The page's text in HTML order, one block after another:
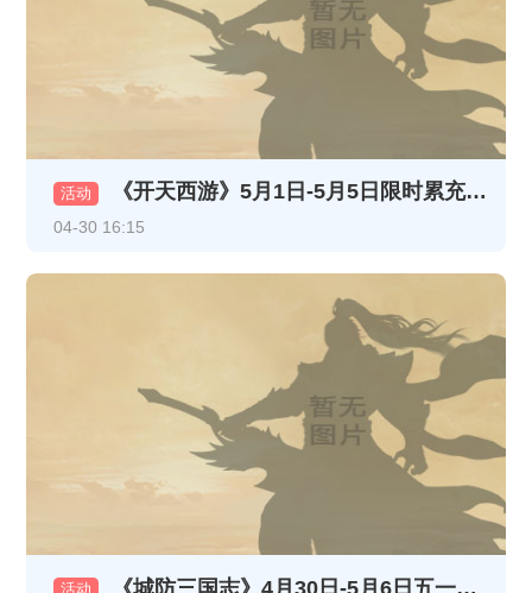
活动 《开天西游》5月1日-5月5日限时累充活动
04-30 16:15
活动 《城防三国志》4月30日-5月6日五一充值活动